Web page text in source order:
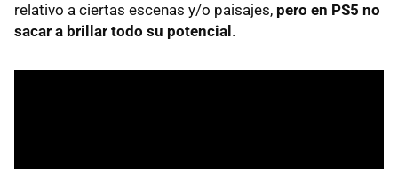
relativo a ciertas escenas y/o paisajes, pero en PS5 no
sacar a brillar todo su potencial .